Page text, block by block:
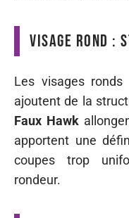
Visage rond
Les visages
ajoutent de la
Faux Hawk
apportent une
coupes trop
rondeur.